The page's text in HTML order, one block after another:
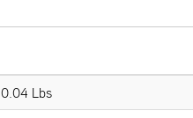
0.04 Lbs